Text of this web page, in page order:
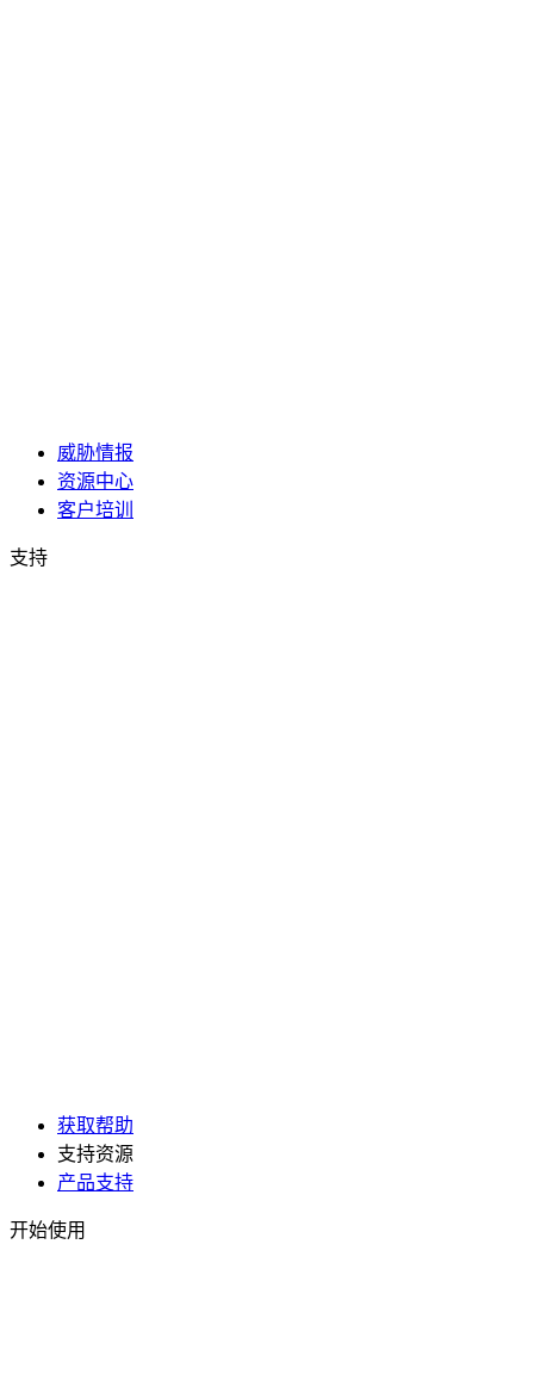
威胁情报
资源中心
客户培训
支持
获取帮助
支持资源
产品支持
开始使用